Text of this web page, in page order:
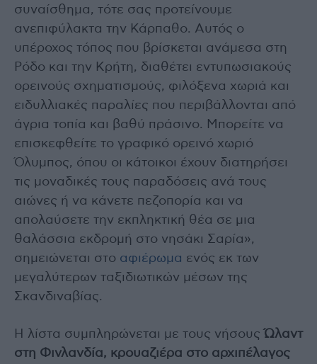
συναίσθημα, τότε σας προτείνουμε
ανεπιφύλακτα την Κάρπαθο. Αυτός ο
υπέροχος τόπος που βρίσκεται ανάμεσα στη
Ρόδο και την Κρήτη, διαθέτει εντυπωσιακούς
ορεινούς σχηματισμούς, φιλόξενα χωριά και
ειδυλλιακές παραλίες που περιβάλλονται από
άγρια τοπία και βαθύ πράσινο. Μπορείτε να
επισκεφθείτε το γραφικό ορεινό χωριό
Όλυμπος, όπου οι κάτοικοι έχουν διατηρήσει
τις μοναδικές τους παραδόσεις ανά τους
αιώνες ή να κάνετε πεζοπορία και να
απολαύσετε την εκπληκτική θέα σε μια
θαλάσσια εκδρομή στο νησάκι Σαρία»,
σημειώνεται στο αφιέρωμα ενός εκ των
μεγαλύτερων ταξιδιωτικών μέσων της
Σκανδιναβίας.
Η λίστα συμπληρώνεται με τους νήσουςΏλαντ
στη Φινλανδία, κρουαζιέρα στο αρχιπέλαγος